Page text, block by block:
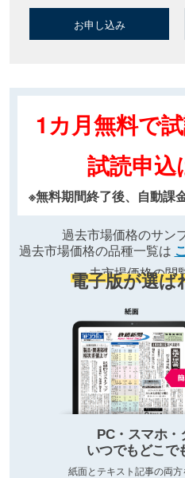
お申し込み
1カ月無料で
試読申込
※無料期間終了後、自動課
過去市場価格のサン
過去市場価格の品種一覧は
去市場価格の閲
電子版が選ば
PC・スマホ・
いつでもどこで
紙面とテキスト記事の両方